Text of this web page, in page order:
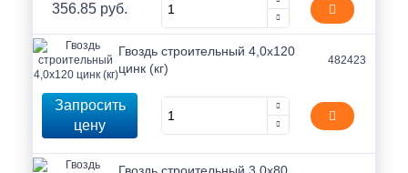
356.85 руб.
Гвоздь строительный 4,0х120
цинк (кг)
482423
Запросить
цену